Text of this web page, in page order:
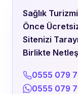
Sağlık
Önce
Sitenizi
Birlikte
0555 079
0555 079